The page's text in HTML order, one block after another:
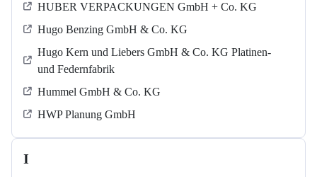
HUBER VERPACKUNGEN GmbH + Co. KG
Hugo Benzing GmbH & Co. KG
Hugo Kern und Liebers GmbH & Co. KG Platinen-
und Federnfabrik
Hummel GmbH & Co. KG
HWP Planung GmbH
I